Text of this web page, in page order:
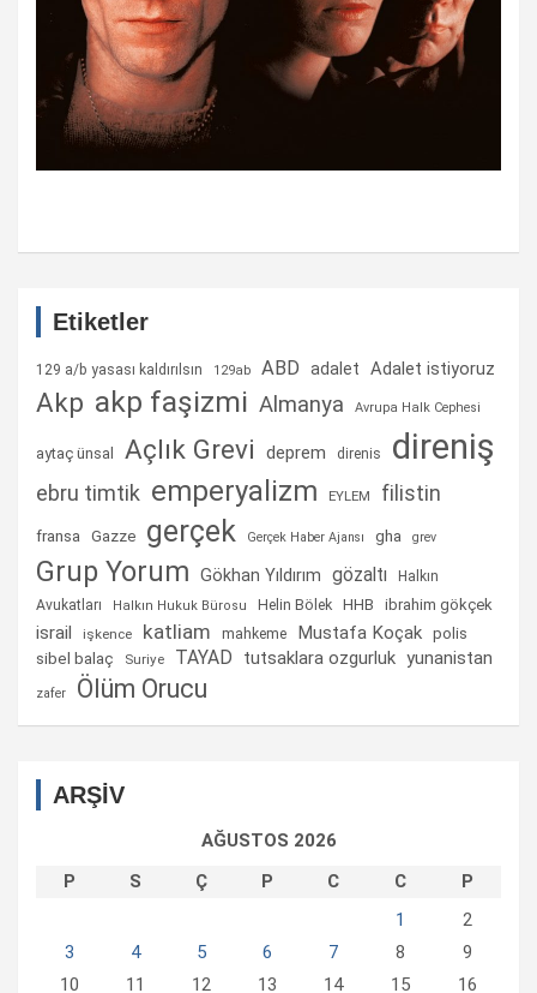
Etiketler
129 a/b yasası kaldırılsın 129ab ABD adalet Adalet istiyoruz
Akp akp faşizmi Almanya Avrupa Halk Cephesi
aytaç ünsal Açlık Grevi deprem direnis direniş
ebru timtik emperyalizm EYLEM filistin
fransa Gazze gerçek Gerçek Haber Ajansı gha grev
Grup Yorum Gökhan Yıldırım gözaltı
Halkın
Avukatları
Halkın Hukuk Bürosu Helin Bölek HHB ibrahim gökçek
israil işkence katliam mahkeme Mustafa Koçak polis
sibel balaç Suriye TAYAD tutsaklara ozgurluk yunanistan
zafer Ölüm Orucu
ARŞİV
AĞUSTOS 2026
P
S Ç P C C
P
1
2
3
4 5 6 7 8
9
10
11 12 13 14 15
16